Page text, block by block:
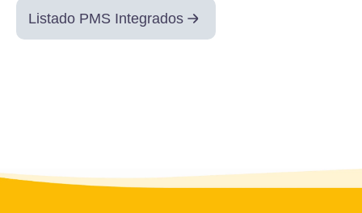
Listado PMS Integrados